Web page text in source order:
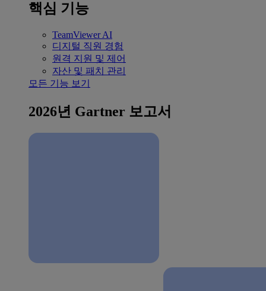
핵심 기능
TeamViewer AI
디지털 직원 경험
원격 지원 및 제어
자산 및 패치 관리
모든 기능 보기
2026년 Gartner 보고서